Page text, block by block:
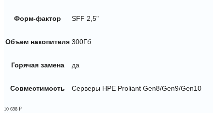
Форм-фактор SFF 2,5"
Объем накопителя 300Гб
Горячая замена да
Совместимость Серверы HPE Proliant Gen8/Gen9/Gen10
10 698 ₽